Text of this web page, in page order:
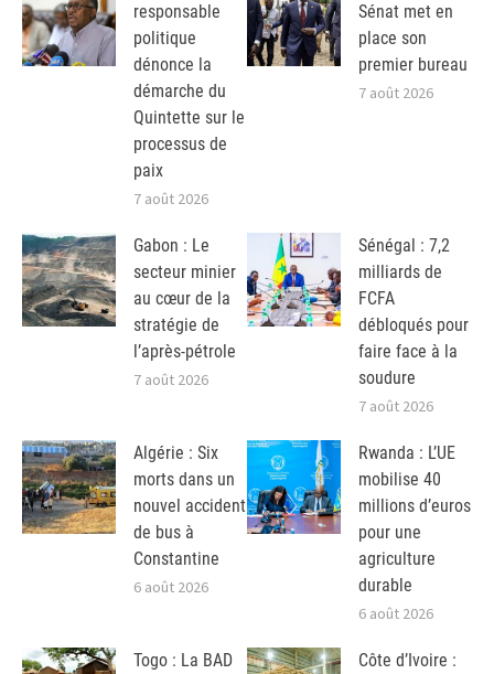
responsable
politique
dénonce la
démarche du
Quintette sur le
processus de
paix
7 août 2026
Sénat met en
place son
premier bureau
7 août 2026
Gabon : Le
secteur minier
au cœur de la
stratégie de
l’après-pétrole
7 août 2026
Sénégal : 7,2
milliards de
FCFA
débloqués pour
faire face à la
soudure
7 août 2026
Algérie : Six
morts dans un
nouvel accident
de bus à
Constantine
6 août 2026
Rwanda : L’UE
mobilise 40
millions d’euros
pour une
agriculture
durable
6 août 2026
Togo : La BAD
Côte d’Ivoire :